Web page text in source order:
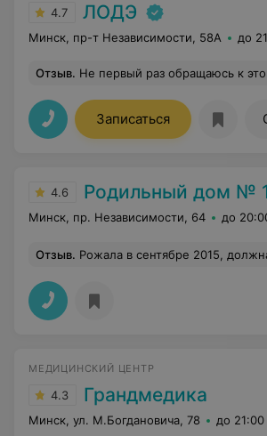
4.7 ЛОДЭ
Минск, пр-т Независимости, 58А до
Отзыв. Не первый раз обращаюсь к этому доктору. Очень доволен приёмом, общением и назначеным лечением! Особенно в области
Записаться
4.6 Родильный дом №
Минск, пр. Независимости, 64 до
Отзыв. Рожала в сентябре 2015, должна была сама но экстренно кесарили, персонал отличный, лежала на
МЕДИЦИНСКИЙ ЦЕНТР
4.3 Грандмедика
Минск, ул. М.Богдановича, 78 до 21:00